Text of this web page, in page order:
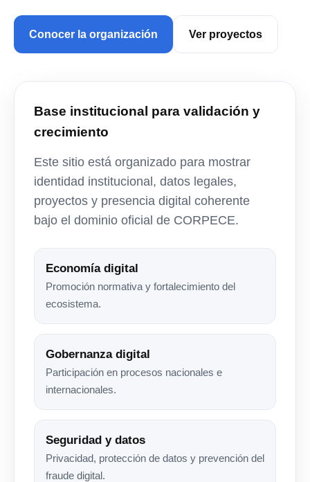
Conocer la organización Ver proyectos
Base institucional para validación y
crecimiento
Este sitio está organizado para mostrar
identidad institucional, datos legales,
proyectos y presencia digital coherente
bajo el dominio oficial de CORPECE.
Economía digital
Promoción normativa y fortalecimiento del
ecosistema.
Gobernanza digital
Participación en procesos nacionales e
internacionales.
Seguridad y datos
Privacidad, protección de datos y prevención del
fraude digital.